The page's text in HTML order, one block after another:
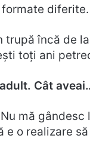
diferite.
trupă încă de
toți ani
Cât
mă
e o realizare